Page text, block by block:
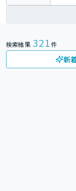
検索結果 321件
新